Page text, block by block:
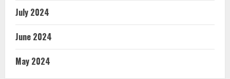
July 2024
June 2024
May 2024